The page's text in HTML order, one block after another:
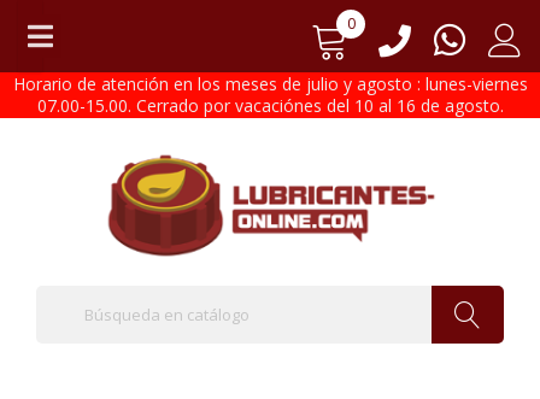
0
Horario de atención en los meses de julio y agosto : lunes-viernes
07.00-15.00. Cerrado por vacaciónes del 10 al 16 de agosto.